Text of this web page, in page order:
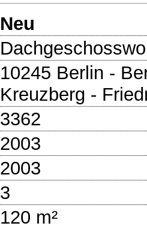
Neu
10245 Berlin -
Kreuzberg -
3362
2003
2003
3
120 m²